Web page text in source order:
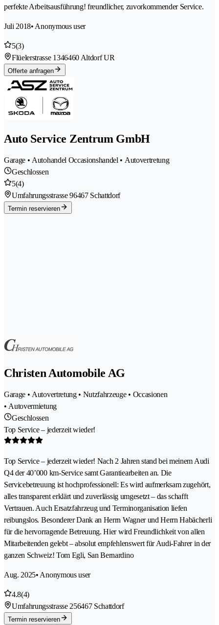
perfekte Arbeitsausführung! freundlicher, zuvorkommender Service.
Juli 2018• Anonymous user
5(3)
Flüelerstrasse 1346460 Altdorf UR
Offerte anfragen
Auto Service Zentrum GmbH
Garage • Autohandel Occasionshandel • Autovertretung
Geschlossen
5(4)
Umfahrungsstrasse 96467 Schattdorf
Termin reservieren
Christen Automobile AG
Garage • Autovertretung • Nutzfahrzeuge • Occasionen
• Autovermietung
Geschlossen
Top Service – jederzeit wieder!
Top Service – jederzeit wieder! Nach 2 Jahren stand bei meinem Audi
Q4 der 40’000 km-Service samt Garantiearbeiten an. Die
Servicebetreuung ist hochprofessionell: Es wird aufmerksam zugehört,
alles transparent erklärt und zuverlässig umgesetzt – das schafft
Vertrauen. Auch Ersatzfahrzeug und Terminorganisation liefen
reibungslos. Besonderer Dank an Herrn Wagner und Herrn Habächerli
für die hervorragende Betreuung. Hier wird Freundlichkeit von allen
Mitarbeitenden gelebt – absolut empfehlenswert für Audi-Fahrer in der
ganzen Schweiz! Tom Egli, San Bernardino
Aug. 2025• Anonymous user
4.8(4)
Umfahrungsstrasse 256467 Schattdorf
Termin reservieren